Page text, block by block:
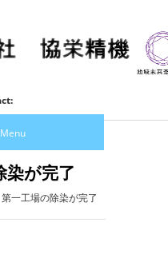
第一工場の除染が完了
染が完了